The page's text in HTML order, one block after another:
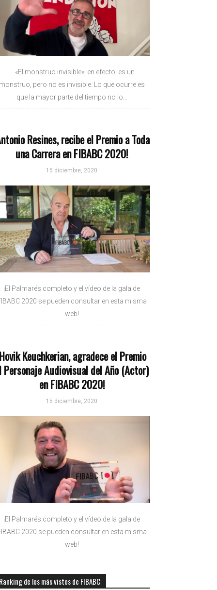
«El monstruo invisible», en efecto, es un
pero no es invisible. Lo que ocurre es
que la mayor parte del tiempo no lo...
Resines, recibe el Premio a Toda
una Carrera en FIBABC 2020!
15 diciembre, 2020
¡El Palmarés completo y el vídeo de la gala de
2020 se pueden consultar en esta misma
web!
Keuchkerian, agradece el Premio
Personaje Audiovisual del Año (Actor)
en FIBABC 2020!
15 diciembre, 2020
¡El Palmarés completo y el vídeo de la gala de
2020 se pueden consultar en esta misma
web!
de los más vistos de FIBABC